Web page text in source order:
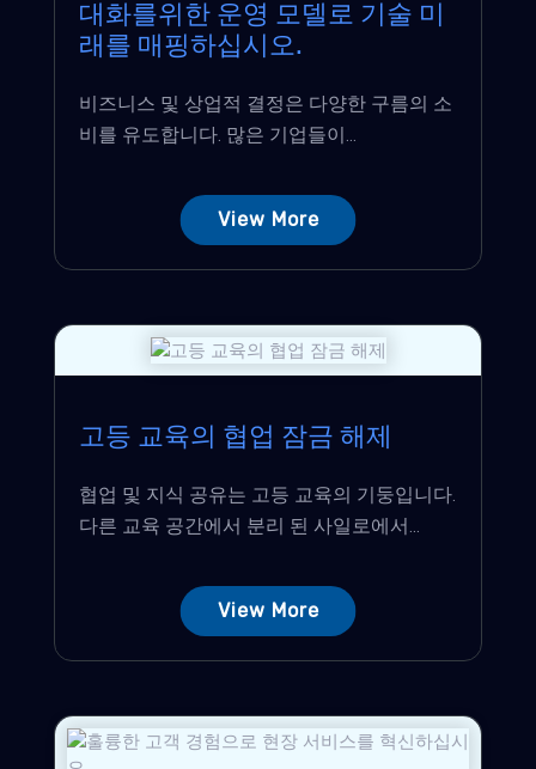
대화를위한 운영 모델로 기술 미
래를 매핑하십시오.
비즈니스 및 상업적 결정은 다양한 구름의 소
비를 유도합니다. 많은 기업들이...
View More
고등 교육의 협업 잠금 해제
협업 및 지식 공유는 고등 교육의 기둥입니다.
다른 교육 공간에서 분리 된 사일로에서...
View More